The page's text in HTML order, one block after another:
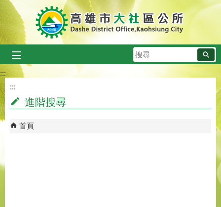
跳到主要內容區塊
搜
尋
:::
:::
進階搜尋
首頁